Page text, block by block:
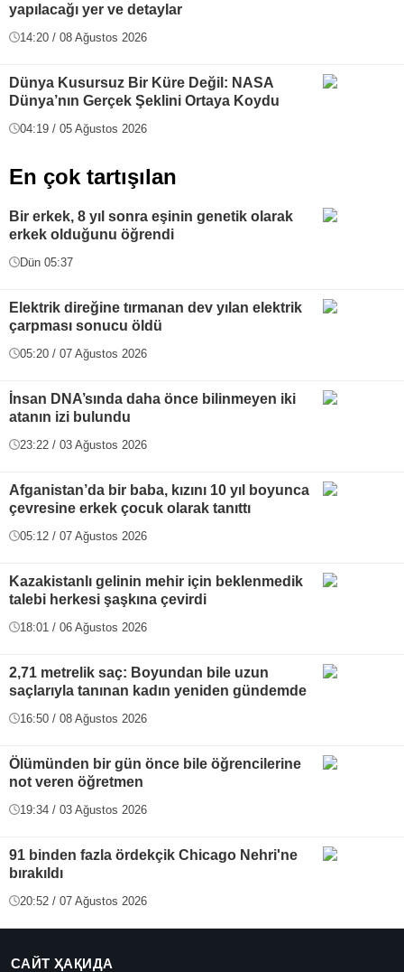
yapılacağı yer ve detaylar
14:20 / 08 Ağustos 2026
Dünya Kusursuz Bir Küre Değil: NASA
Dünya’nın Gerçek Şeklini Ortaya Koydu
04:19 / 05 Ağustos 2026
En çok tartışılan
Bir erkek, 8 yıl sonra eşinin genetik olarak
erkek olduğunu öğrendi
Dün 05:37
Elektrik direğine tırmanan dev yılan elektrik
çarpması sonucu öldü
05:20 / 07 Ağustos 2026
İnsan DNA’sında daha önce bilinmeyen iki
atanın izi bulundu
23:22 / 03 Ağustos 2026
Afganistan’da bir baba, kızını 10 yıl boyunca
çevresine erkek çocuk olarak tanıttı
05:12 / 07 Ağustos 2026
Kazakistanlı gelinin mehir için beklenmedik
talebi herkesi şaşkına çevirdi
18:01 / 06 Ağustos 2026
2,71 metrelik saç: Boyundan bile uzun
saçlarıyla tanınan kadın yeniden gündemde
16:50 / 08 Ağustos 2026
Ölümünden bir gün önce bile öğrencilerine
not veren öğretmen
19:34 / 03 Ağustos 2026
91 binden fazla ördekçik Chicago Nehri'ne
bırakıldı
20:52 / 07 Ağustos 2026
САЙТ ҲАҚИДА